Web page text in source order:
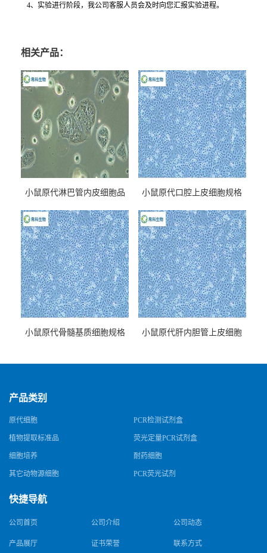
4、实验进行阶段，我公司客服人员会及时向您汇报实验进程。
相关产品：
小鼠原代淋巴管内皮细胞品
小鼠原代口腔上皮细胞规格
小鼠原代骨髓基质细胞规格
小鼠原代肝内胆管上皮细胞
产品类别
原代细胞 PCR检测试剂盒
植物提取标准品 荧光定量PCR试剂盒
细胞培养 耐药细胞
其它动物源细胞 PCR荧光试剂
快捷导航
公司首页 公司介绍 公司动态
产品展厅 证书荣誉 联系方式